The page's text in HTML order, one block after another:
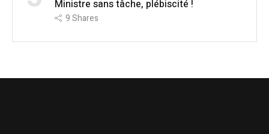
Ministre sans tâche, plébiscité !
9Shares